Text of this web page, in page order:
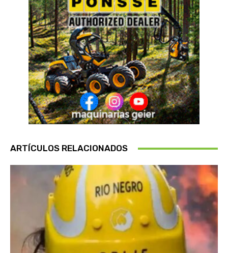
ARTÍCULOS RELACIONADOS